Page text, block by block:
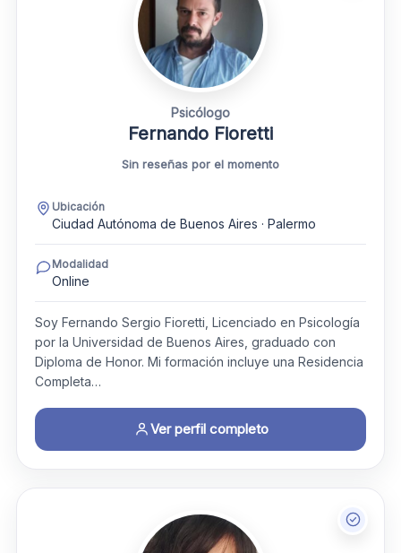
Psicólogo
Fernando Fioretti
Sin reseñas por el momento
Ubicación
Ciudad Autónoma de Buenos Aires · Palermo
Modalidad
Online
Soy Fernando Sergio Fioretti, Licenciado en Psicología
por la Universidad de Buenos Aires, graduado con
Diploma de Honor. Mi formación incluye una Residencia
Completa…
Ver perfil completo